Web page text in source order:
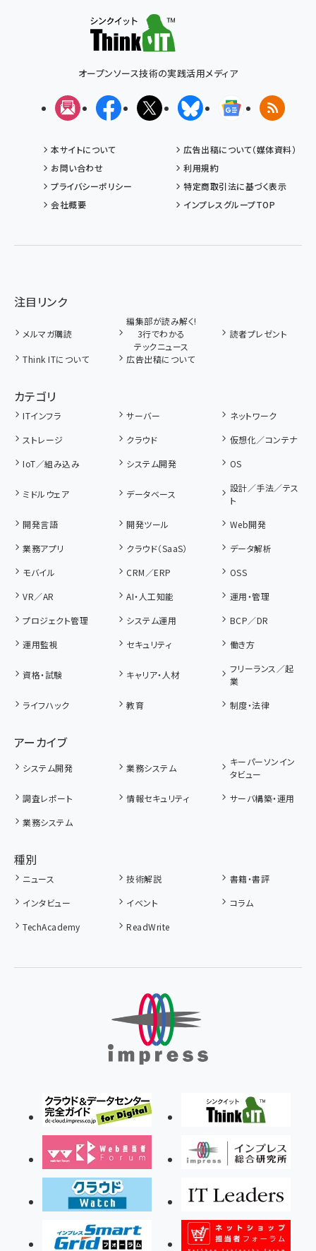
オープンソース技術の実践活用メディア
メルマガFacebookX(エックス)BlueskyGoogleニュ
RSS
本サイトについて
広告出稿について（媒体資料）
お問い合わせ
利用規約
プライバシーポリシー
特定商取引法に基づく表示
会社概要
インプレスグループTOP
注目リンク
メルマガ購読
編集部が読み解く!
3行でわかる
テックニュース
読者プレゼント
Think ITについて 広告出稿について
カテゴリ
ITインフラ サーバー
ネットワーク
ストレージ
クラウド
仮想化／コンテナ
IoT／組み込み
システム開発 OS
ミドルウェア データベース
設計／手法／テス
ト
開発言語
開発ツール
Web開発
業務アプリ
クラウド（SaaS）
データ解析
モバイル
CRM／ERP
OSS
VR／AR
AI・人工知能
運用・管理
プロジェクト管理
システム運用
BCP／DR
運用監視
セキュリティ 働き方
資格・試験 キャリア・人材
フリーランス／起
業
ライフハック
教育 制度・法律
アーカイブ
システム開発 業務システム
キーパーソンイン
タビュー
調査レポート
情報セキュリティ
サーバ構築・運用
業務システム
種別
ニュース 技術解説
書籍・書評
インタビュー
イベント
コラム
TechAcademy
ReadWrite